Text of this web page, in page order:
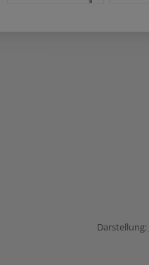
Darstellung: